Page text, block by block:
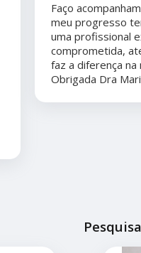
Faço
meu progresso
uma profissional
comprometida,
faz a diferença
Obrigada Dra